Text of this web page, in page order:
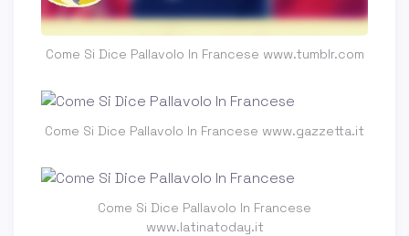
Come Si Dice Pallavolo In Francese www.tumblr.com
Come Si Dice Pallavolo In Francese www.gazzetta.it
Come Si Dice Pallavolo In Francese
www.latinatoday.it